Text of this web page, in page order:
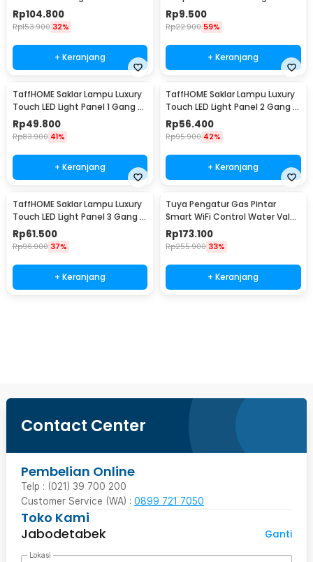
Switch RF 433MHz 3 Gang 3
Receiver - WHK01
Rp104.800
Rp153.900 32%
+ Keranjang
Adapter 2500W - N16
Rp9.500
Rp22.900 59%
+ Keranjang
TaffHOME Saklar Lampu Luxury
Touch LED Light Panel 1 Gang -
AO-001
Rp49.800
Rp83.900 41%
+ Keranjang
TaffHOME Saklar Lampu Luxury
Touch LED Light Panel 2 Gang -
AO-001
Rp56.400
Rp95.900 42%
+ Keranjang
TaffHOME Saklar Lampu Luxury
Touch LED Light Panel 3 Gang -
AO-001
Rp61.500
Rp96.900 37%
+ Keranjang
Tuya Pengatur Gas Pintar
Smart WiFi Control Water Valve
Gas Controller - YB5
Rp173.100
Rp255.900 33%
+ Keranjang
Contact Center
Pembelian Online
Telp : (021) 39 700 200
Customer Service (WA) : 0899 721 7050
Toko Kami
Jabodetabek
Ganti
Lokasi